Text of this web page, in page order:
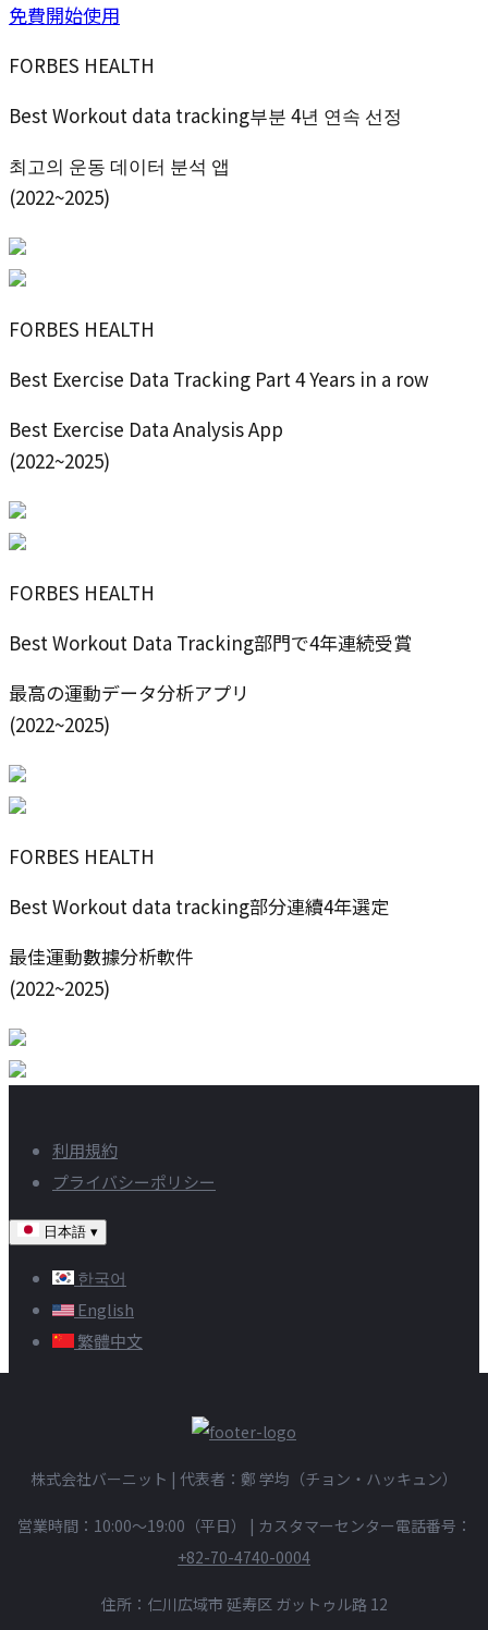
免費開始使用
FORBES HEALTH
Best Workout data tracking부분 4년 연속 선정
최고의 운동 데이터 분석 앱
(2022~2025)
FORBES HEALTH
Best Exercise Data Tracking Part 4 Years in a row
Best Exercise Data Analysis App
(2022~2025)
FORBES HEALTH
Best Workout Data Tracking部門で4年連続受賞
最高の運動データ分析アプリ
(2022~2025)
FORBES HEALTH
Best Workout data tracking部分連續4年選定
最佳運動數據分析軟件
(2022~2025)
利用規約
プライバシーポリシー
日本語 ▾
한국어
English
繁體中文
株式会社バーニット | 代表者：鄭 学均（チョン・ハッキュン）
営業時間：10:00〜19:00（平日） | カスタマーセンター電話番号：
+82-70-4740-0004
住所：仁川広域市 延寿区 ガットゥル路 12